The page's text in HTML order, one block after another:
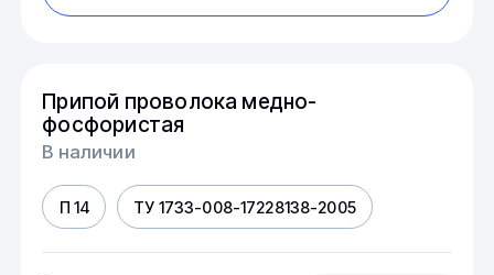
Припой проволока медно-
фосфористая
В наличии
П 14 ТУ 1733-008-17228138-2005